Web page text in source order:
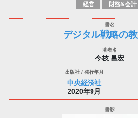
経営 財務&会計
デジタル戦略の
今枝 昌宏
中央経済社
2020年9月